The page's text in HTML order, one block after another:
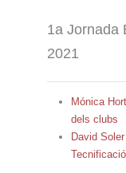
1a Jornada
2021
Mónica
dels clubs
David